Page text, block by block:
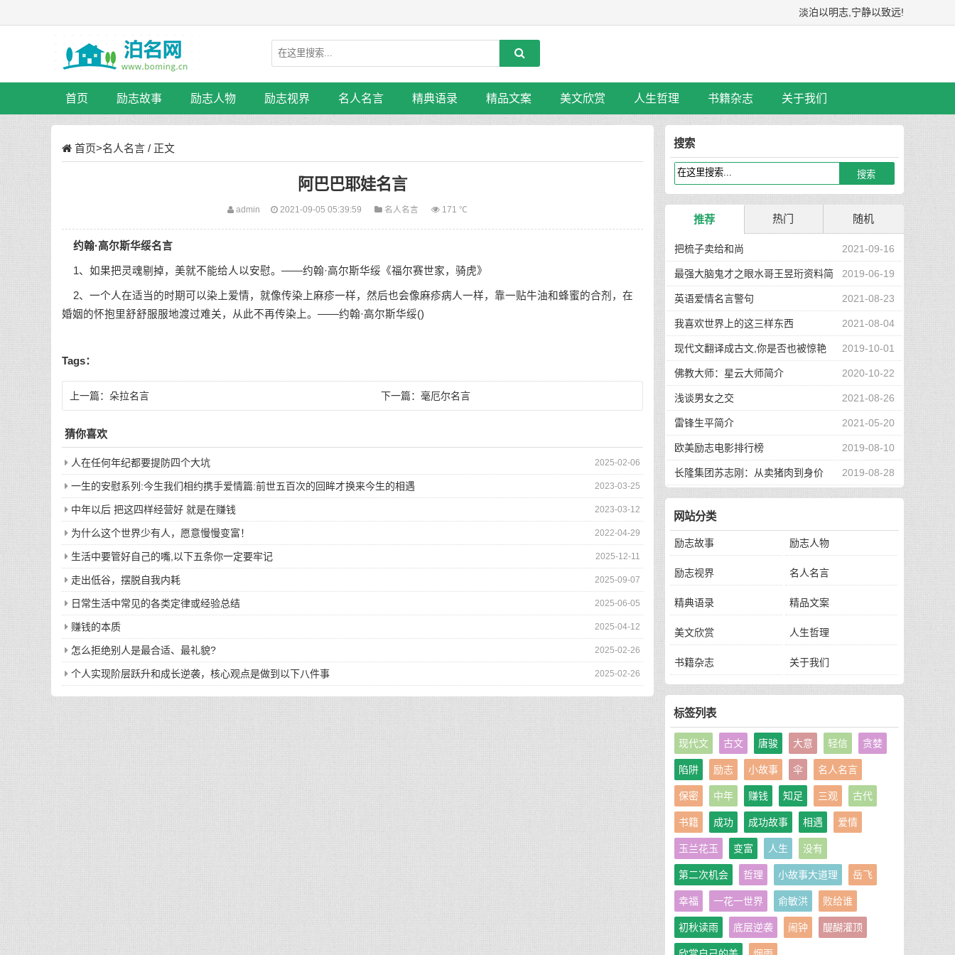
淡泊以明志,宁静以致远!
首页 励志故事 励志人物 励志视界 名人名言 精典语录 精品文案 美文欣赏 人生哲理 书籍杂志 关于我们
首页>名人名言 / 正文
阿巴巴耶娃名言
admin 2021-09-05 05:39:59 名人名言 171 ℃
约翰·高尔斯华绥名言
1、如果把灵魂剔掉，美就不能给人以安慰。——约翰·高尔斯华绥《福尔赛世家，骑虎》
2、一个人在适当的时期可以染上爱情，就像传染上麻疹一样，然后也会像麻疹病人一样，靠一贴牛油和蜂蜜的合剂，在
婚姻的怀抱里舒舒服服地渡过难关，从此不再传染上。——约翰·高尔斯华绥()
Tags：
上一篇： 朵拉名言 下一篇：毫厄尔名言
猜你喜欢
2025-02-06
人在任何年纪都要提防四个大坑
2023-03-25
一生的安慰系列:今生我们相约携手爱情篇:前世五百次的回眸才换来今生的相遇
2023-03-12
中年以后 把这四样经营好 就是在赚钱
2022-04-29
为什么这个世界少有人，愿意慢慢变富！
2025-12-11
生活中要管好自己的嘴,以下五条你一定要牢记
2025-09-07
走出低谷，摆脱自我内耗
2025-06-05
日常生活中常见的各类定律或经验总结
2025-04-12
赚钱的本质
2025-02-26
怎么拒绝别人是最合适、最礼貌?
2025-02-26
个人实现阶层跃升和成长逆袭，核心观点是做到以下八件事
搜索
推荐 热门 随机
2021-09-16
把梳子卖给和尚
2019-06-19
最强大脑鬼才之眼水哥王昱珩资料简
介 2021-08-23
英语爱情名言警句
2021-08-04
我喜欢世界上的这三样东西
2019-10-01
现代文翻译成古文,你是否也被惊艳
到了 2020-10-22
佛教大师：星云大师简介
2021-08-26
浅谈男女之交
2021-05-20
雷锋生平简介
2019-08-10
欧美励志电影排行榜
2019-08-28
长隆集团苏志刚：从卖猪肉到身价
130亿，他的秘诀是？
网站分类
励志故事 励志人物
励志视界 名人名言
精典语录 精品文案
美文欣赏 人生哲理
书籍杂志 关于我们
标签列表
现代文 古文 唐骏 大意 轻信 贪婪
陷阱 励志 小故事 伞 名人名言
保密 中年 赚钱 知足 三观 古代
书籍 成功 成功故事 相遇 爱情
玉兰花玉 变富 人生 没有
第二次机会 哲理 小故事大道理 岳飞
幸福 一花一世界 俞敏洪 败给谁
初秋读雨 底层逆袭 闹钟 醍醐灌顶